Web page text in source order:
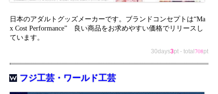
日本のアダルトグッズメーカーです。ブランドコンセプトは“Ma
x Cost Performance” 良い商品をお求めやすい価格でリリースし
ています。
30days3pt - total 708pt
フジ工芸・ワールド工芸